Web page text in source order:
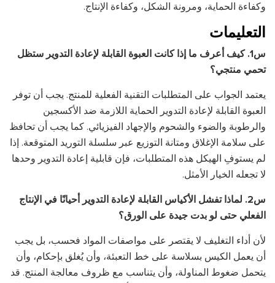
وكفاءة الحماية، ومرونة الشكل، وكفاءة الإنتاج.
التعليمات
س1. كيف أعرف ما إذا كانت العبوة القابلة لإعادة التدوير ستظل
تحمي منتجي؟
يعتمد الجواب على المتطلبات التقنية الفعلية للمنتج. يجب أن توفر
العبوة القابلة لإعادة التدوير الحماية اللازمة ضد الأكسجين
والرطوبة والضوء والشحوم والإجهاد الفيزيائي. كما يجب أن تحافظ
على سلامة الإغلاق ومتانة التوزيع عبر سلسلة التوريد المتوقعة. إذا
لم يستوفِ الهيكل هذه المتطلبات، فإن قابلية إعادة التدوير وحدها
لا تجعله الخيار الأمثل.
س2. لماذا تفشل الأكياس القابلة لإعادة التدوير أحيانًا في الإنتاج
الفعلي حتى لو بدت جيدة على الورق؟
لأن أداء التغليف لا يقتصر على مواصفات المواد فحسب، بل يجب
أن يعمل الكيس بسلاسة على خط التعبئة، وأن يُغلق بإحكام، وأن
يتحمل ضغوط المناولة، وأن يتناسب مع ظروف معالجة المنتج. قد